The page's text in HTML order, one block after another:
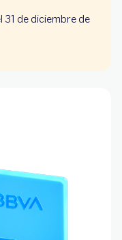
31 de diciembre de